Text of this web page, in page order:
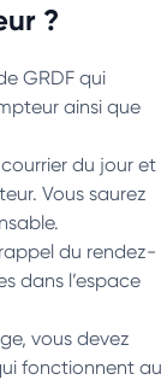
?
GRDF qui
ainsi que
du jour et
Vous saurez
du rendez-
dans l’espace
vous devez
fonctionnent au